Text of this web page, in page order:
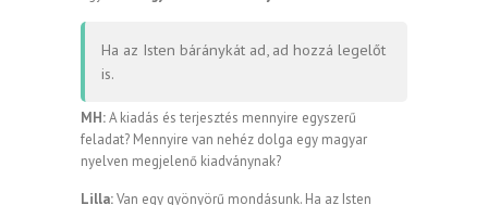
Ha az Isten báránykát ad, ad hozzá legelőt
is.
MH:A kiadás és terjesztés mennyire egyszerű
feladat? Mennyire van nehéz dolga egy magyar
nyelven megjelenő kiadványnak?
Lilla:Van egy gyönyörű mondásunk. Ha az Isten